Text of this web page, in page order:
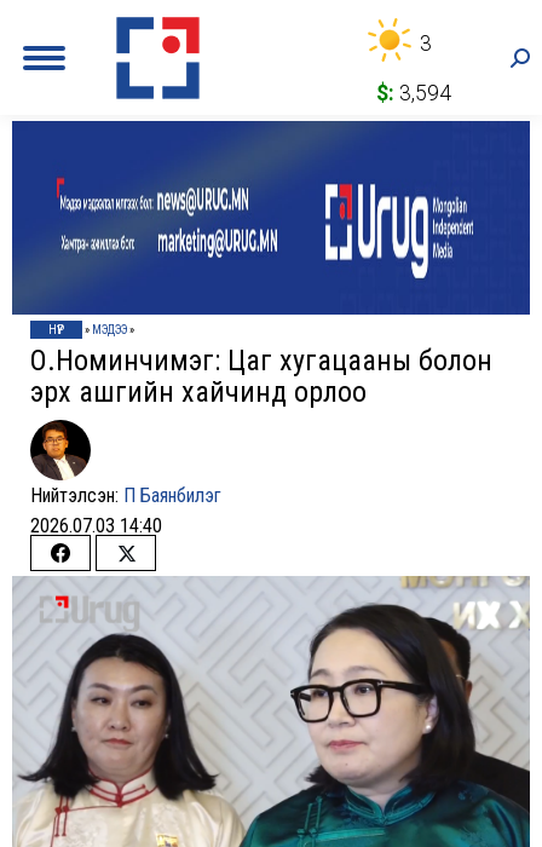
3
$: 3,594
НҮҮР » МЭДЭЭ»
О.Номинчимэг: Цаг хугацааны болон
эрх ашгийн хайчинд орлоо
Нийтэлсэн: П Баянбилэг
2026.07.03 14:40
Share
on
Facebook
Share
on
Twitter